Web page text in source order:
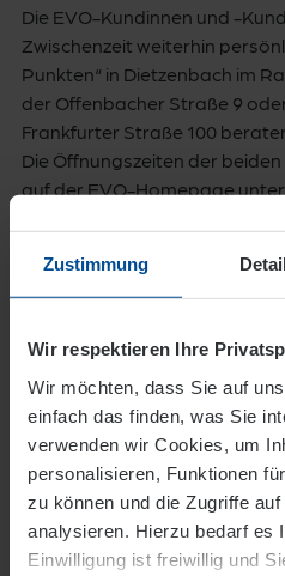
Zustimmung
Wir respektieren Ihre
Wir möchten, dass Sie auf
einfach das finden, was Sie
verwenden wir Cookies, um
personalisieren, Funktionen
zu können und die Zugriffe
analysieren. Hierzu bedarf es
Einwilligung ist freiwillig und
Die EVO-Kundinnen und -
Zwischenzeit weiterhin
Punkten“ in Dietzenbach im
der Offenbacher Straße 9
Frankfurter Straße 100
Die Öffnungszeiten der
auf der EVO-Homepage
mitteilen oder seine
dies auch unterwww.evo-
vorherige Anmeldung unter
notwendig.
Darüber hinaus beantwortet
sie per E-Mail unterkunden@
bekommt.